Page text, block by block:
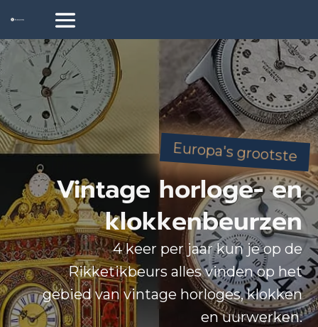
Europa's grootste
Vintage horloge- en
klokkenbeurzen
4 keer per jaar kun je op de
Rikketikbeurs alles vinden op het
gebied van vintage horloges, klokken
en uurwerken.